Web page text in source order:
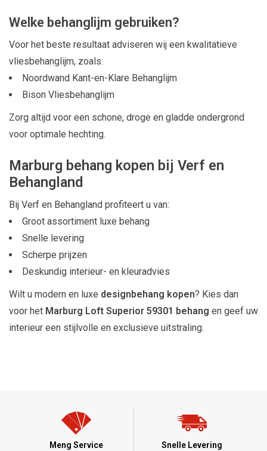
Welke behanglijm gebruiken?
Voor het beste resultaat adviseren wij een kwalitatieve
vliesbehanglijm, zoals:
Noordwand Kant-en-Klare Behanglijm
Bison Vliesbehanglijm
Zorg altijd voor een schone, droge en gladde ondergrond
voor optimale hechting.
Marburg behang kopen bij Verf en
Behangland
Bij Verf en Behangland profiteert u van:
Groot assortiment luxe behang
Snelle levering
Scherpe prijzen
Deskundig interieur- en kleuradvies
Wilt u modern en luxe designbehang kopen? Kies dan
voor het Marburg Loft Superior 59301 behang en geef uw
interieur een stijlvolle en exclusieve uitstraling.
Meng Service Snelle Levering